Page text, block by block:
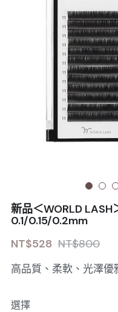
經典單根圓毛
超值購物金
WL睫毛
小紅書款
扁毛調色
極細睫毛
W型睫毛
彩色睫毛
WORLDLASH
睫毛黑膠
睫毛卸除
睫毛提拉
睫毛夾子
睫毛周邊
Sale睫毛
絕版扁毛
絕版圓毛
絕版W型
轉頭凝膠
凝膠筆刷
凝膠機器
修甲磨棒
技術課程
最新文章
教學教室
NEA睫毛協會
搜索
新品＜WORLD
0.1/0.15/0.2mm
NT$528 NT$800
高品質、柔軟、光澤優
選擇